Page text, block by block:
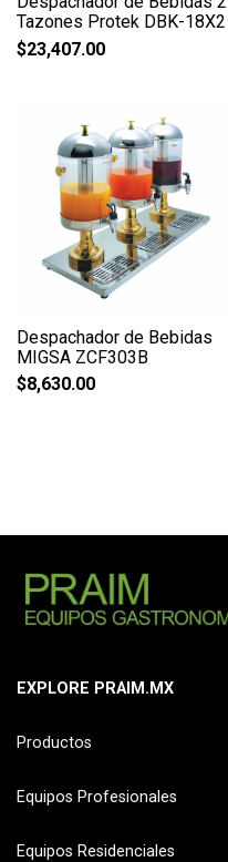
Tazones Protek DBK-18X2
$23,407.00
Despachador de Bebidas
MIGSA ZCF303B
$8,630.00
EXPLORE PRAIM.MX
Productos
Equipos Profesionales
Equipos Residenciales